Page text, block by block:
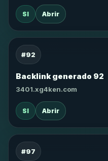
SI Abrir
#92
Backlink generado 92
3401.xg4ken.com
SI Abrir
#97